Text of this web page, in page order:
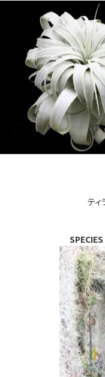
テ